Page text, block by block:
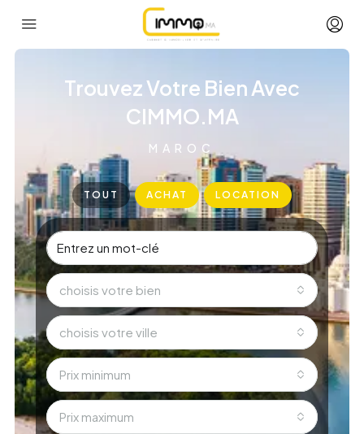
Trouvez Votre Bien Avec
CIMMO.MA
MAROC
TOUT ACHAT LOCATION
choisis votre bien
choisis votre ville
Prix ​​minimum
Prix ​​maximum